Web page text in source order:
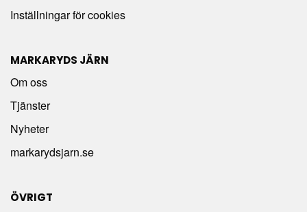
Inställningar för cookies
MARKARYDS JÄRN
Om oss
Tjänster
Nyheter
markarydsjarn.se
ÖVRIGT